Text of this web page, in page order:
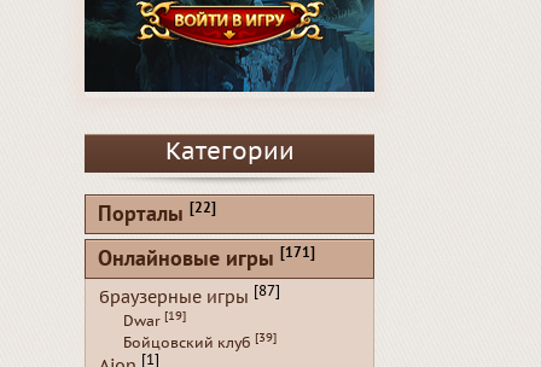
Категории
Порталы [22]
Онлайновые игры [171]
браузерные игры [87]
Dwar [19]
Бойцовский клуб [39]
[1]